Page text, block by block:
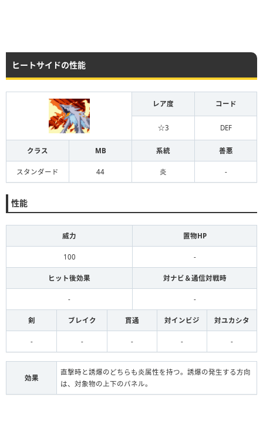
ヒートサイドの性能
レア度 コード
☆3 DEF
クラス MB 系統 善悪
スタンダード 44 炎 -
性能
威力 置物HP
100 -
ヒット後効果 対ナビ＆通信対戦時
- -
剣 ブレイク 貫通 対インビジ 対ユカシタ
- - - - -
効果
直撃時と誘爆のどちらも炎属性を持つ。誘爆の発生する方向
は、対象物の上下のパネル。